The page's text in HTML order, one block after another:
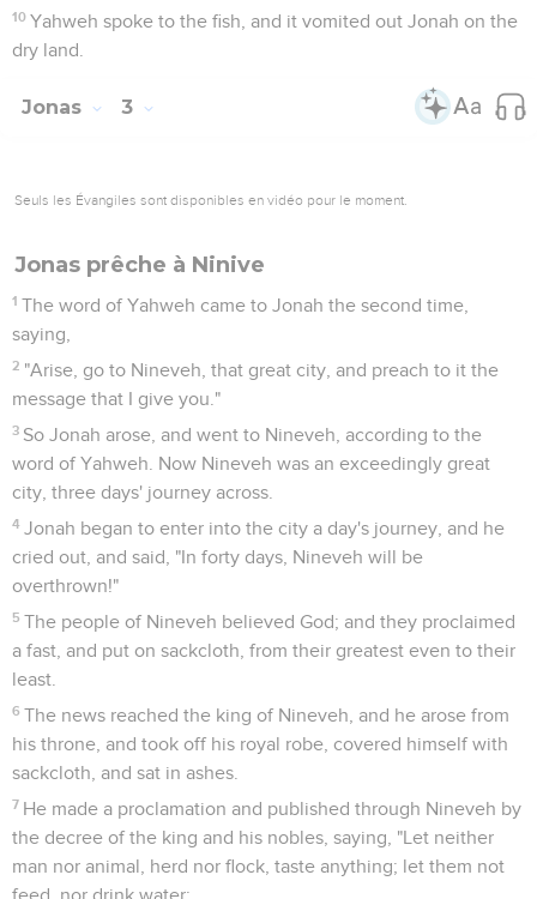
But Yahweh sent out a great wind on the sea, and there
break up.
to lighten the ship. But Jonah had gone down into the
So the shipmaster came to him, and said to him, "What do
you mean, sleeper? Arise, call on your God ! Maybe your God
will notice us, so that we won't perish."
7
They all said to each other, "Come, let us cast lots, that we
may know who is responsible for this evil that is on us." So
they cast lots, and the lot fell on Jonah.
8 Then they asked him, "Tell us, please, for whose cause this
evil is on us. What is your occupation? Where do you come
from? What is your country? Of what people are you?"
9 He said to them, "I am a Hebrew, and I fear Yahweh, the
God of heaven, who has made the sea and the dry land."
10
Then were the men exceedingly afraid, and said to him,
"What is this that you have done?" For the men knew that he
was fleeing from the presence of Yahweh, because he had
told them.
11 Then they said to him, "What shall we do to you, that the
sea may be calm to us?" For the sea grew more and more
stormy.
12 He said to them, "Take me up, and throw me into the sea.
Then the sea will be calm for you; for I know that because of